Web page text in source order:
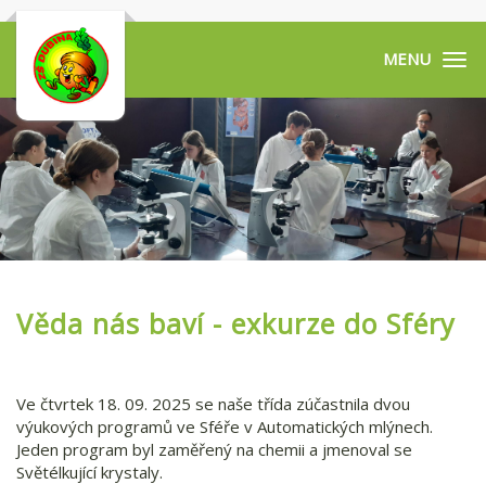
Věda nás baví - exkurze do Sféry
Ve čtvrtek 18. 09. 2025 se naše třída zúčastnila dvou
výukových programů ve Sféře v Automatických mlýnech.
Jeden program byl zaměřený na chemii a jmenoval se
Světélkující krystaly.